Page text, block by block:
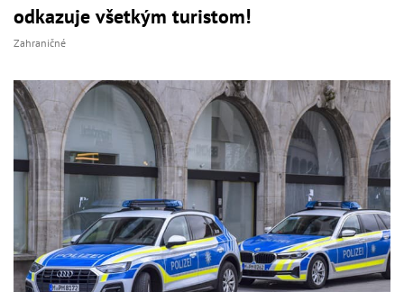
odkazuje všetkým turistom!
Zahraničné